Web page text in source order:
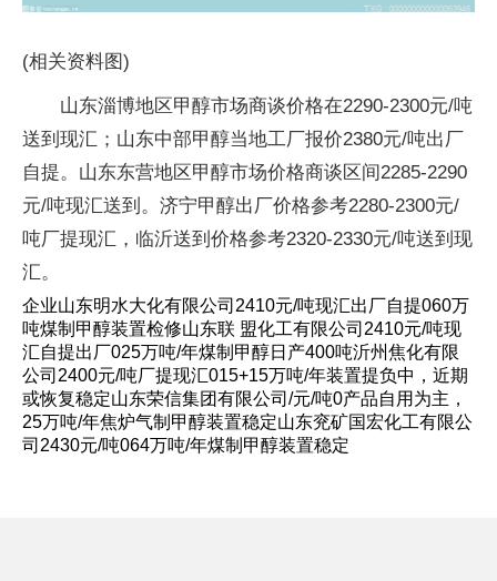
(相关资料图)
山东淄博地区甲醇市场商谈价格在2290-2300元/吨
送到现汇；山东中部甲醇当地工厂报价2380元/吨出厂
自提。山东东营地区甲醇市场价格商谈区间2285-2290
元/吨现汇送到。济宁甲醇出厂价格参考2280-2300元/
吨厂提现汇，临沂送到价格参考2320-2330元/吨送到现
汇。
企业山东明水大化有限公司2410元/吨现汇出厂自提060万
吨煤制甲醇装置检修山东联 盟化工有限公司2410元/吨现
汇自提出厂025万吨/年煤制甲醇日产400吨沂州焦化有限
公司2400元/吨厂提现汇015+15万吨/年装置提负中，近期
或恢复稳定山东荣信集团有限公司/元/吨0产品自用为主，
25万吨/年焦炉气制甲醇装置稳定山东兖矿国宏化工有限公
司2430元/吨064万吨/年煤制甲醇装置稳定